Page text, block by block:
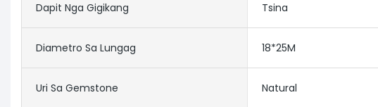
Dapit Nga Gigikang Tsina
Diametro Sa Lungag 18*25M
Uri Sa Gemstone Natural